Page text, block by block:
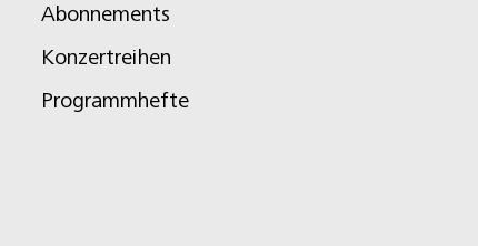
Abonnements
Konzertreihen
Programmhefte